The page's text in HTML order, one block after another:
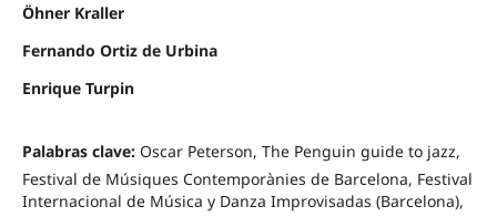
Öhner Kraller
Fernando Ortiz de Urbina
Enrique Turpin
Palabras clave: Oscar Peterson, The Penguin guide to jazz,
Festival de Músiques Contemporànies de Barcelona, Festival
Internacional de Música y Danza Improvisadas (Barcelona),